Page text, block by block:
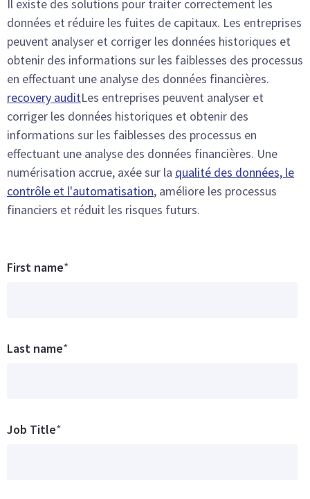
Il existe des solutions pour traiter correctement les
données et réduire les fuites de capitaux. Les entreprises
peuvent analyser et corriger les données historiques et
obtenir des informations sur les faiblesses des processus
en effectuant une analyse des données financières.
recovery auditLes entreprises peuvent analyser et
corriger les données historiques et obtenir des
informations sur les faiblesses des processus en
effectuant une analyse des données financières. Une
numérisation accrue, axée sur la qualité des données, le
contrôle et l'automatisation, améliore les processus
financiers et réduit les risques futurs.
First name*
Last name*
Job Title*